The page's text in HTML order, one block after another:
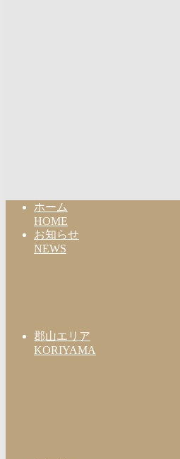
ホーム
HOME
お知らせ
NEWS
郡山エリア
KORIYAMA